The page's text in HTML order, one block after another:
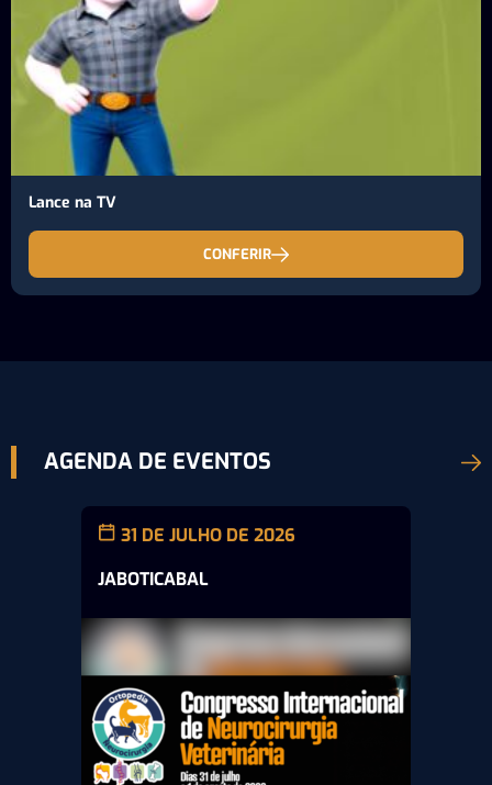
Lance na TV
CONFERIR
AGENDA DE EVENTOS
31 DE JULHO DE 2026
JABOTICABAL